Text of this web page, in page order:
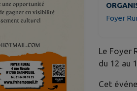
Foyer
Le Foyer
du 12 au
Cet